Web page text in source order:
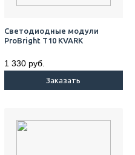
Светодиодные модули
ProBright T10 KVARK
1 330 руб.
Заказать